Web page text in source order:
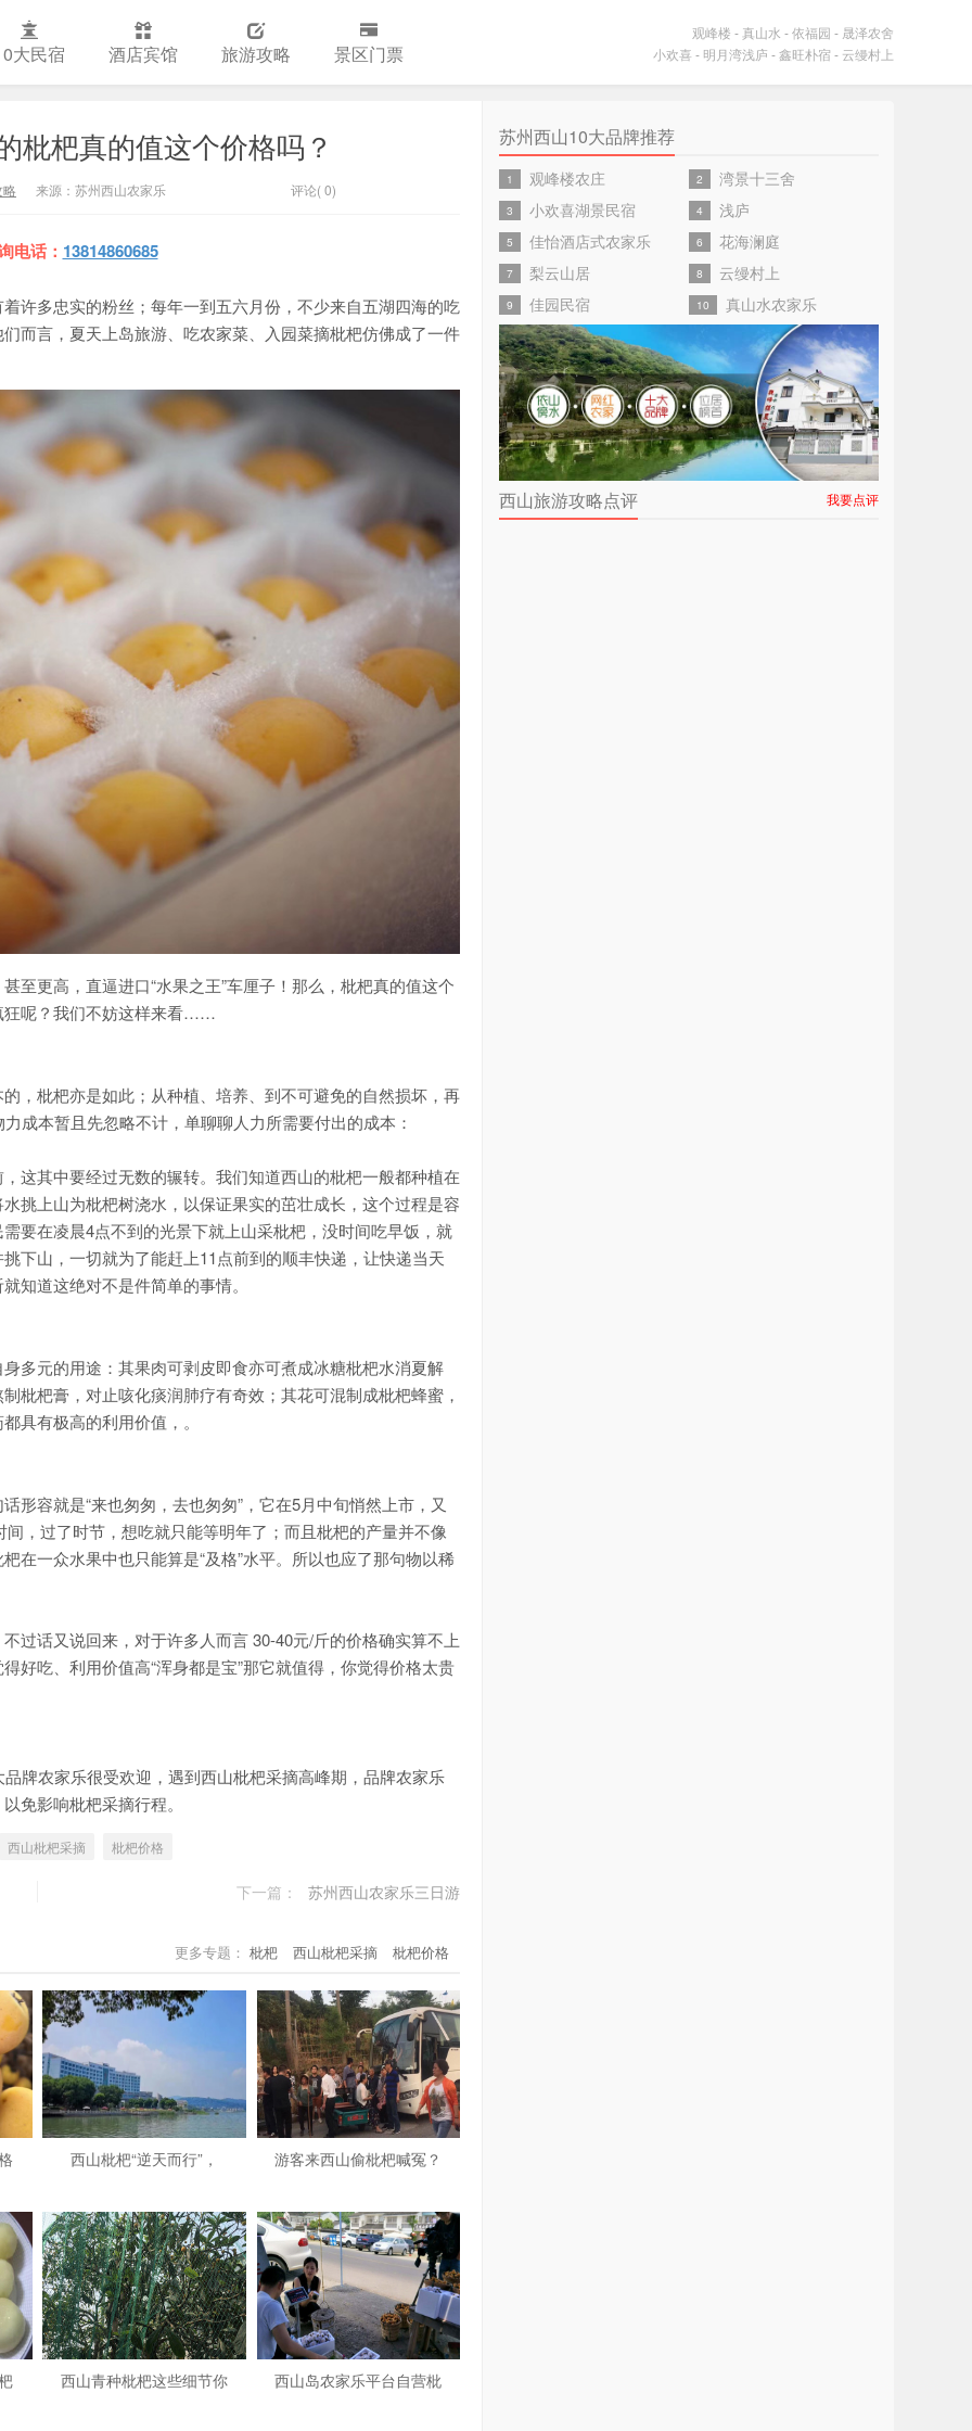
大民宿 酒店宾馆 旅游攻略 景区门票
观峰楼 - 真山水 -依福园 - 晟泽农舍
小欢喜- 明月湾浅庐 -鑫旺朴宿- 云缦村上
枇杷真的值这个价格吗？
来源：苏州西山农家乐 评论( 0)
电话： 13814860685
许多忠实的粉丝；每年一到五六月份，不少来自五湖四海的吃
而言，夏天上岛旅游、吃农家菜、入园菜摘枇杷仿佛成了一件
至更高，直逼进口“水果之王”车厘子！那么，枇杷真的值这个
狂呢？我们不妨这样来看……
，枇杷亦是如此；从种植、培养、到不可避免的自然损坏，再
成本暂且先忽略不计，单聊聊人力所需要付出的成本：
这其中要经过无数的辗转。我们知道西山的枇杷一般都种植在
挑上山为枇杷树浇水，以保证果实的茁壮成长，这个过程是容
要在凌晨4点不到的光景下就上山采枇杷，没时间吃早饭，就
下山，一切就为了能赶上11点前到的顺丰快递，让快递当天
知道这绝对不是件简单的事情。
多元的用途：其果肉可剥皮即食亦可煮成冰糖枇杷水消夏解
枇杷膏，对止咳化痰润肺疗有奇效；其花可混制成枇杷蜂蜜，
具有极高的利用价值，。
形容就是“来也匆匆，去也匆匆”，它在5月中旬悄然上市，又
，过了时节，想吃就只能等明年了；而且枇杷的产量并不像
在一众水果中也只能算是“及格”水平。所以也应了那句物以稀
过话又说回来，对于许多人而言 30-40元/斤的价格确实算不上
好吃、利用价值高“浑身都是宝”那它就值得，你觉得价格太贵
牌农家乐很受欢迎，遇到西山枇杷采摘高峰期，品牌农家乐
免影响枇杷采摘行程。
西山枇杷采摘 枇杷价格
下一篇： 苏州西山农家乐三日游
更多专题： 枇杷 西山枇杷采摘 枇杷价格
西山枇杷“逆天而行”， 游客来西山偷枇杷喊冤？
西山青种枇杷这些细节你 西山岛农家乐平台自营枇
苏州西山10大品牌推荐
1 观峰楼农庄 2 湾景十三舍
3 小欢喜湖景民宿 4 浅庐
5 佳怡酒店式农家乐 6 花海澜庭
7 梨云山居 8 云缦村上
9 佳园民宿 10 真山水农家乐
西山旅游攻略点评 我要点评